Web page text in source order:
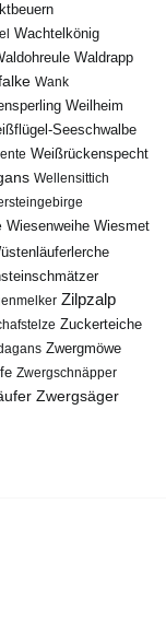
Wachtelkönig
Waldrapp
Wank
Weilheim
Seeschwalbe
Weißrückenspecht
Wellensittich
Wiesenweihe Wiesmet
Zilpzalp
Zuckerteiche
Zwergmöwe
Zwergschnäpper
Zwergsäger